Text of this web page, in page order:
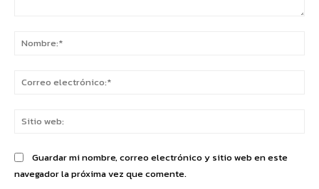
Guardar mi nombre, correo electrónico y sitio web en este
navegador la próxima vez que comente.